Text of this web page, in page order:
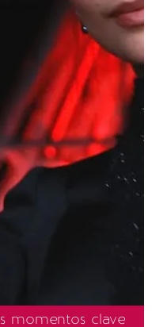
momentos clave